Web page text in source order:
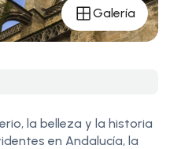
Galería
la belleza y la historia
en Andalucía, la